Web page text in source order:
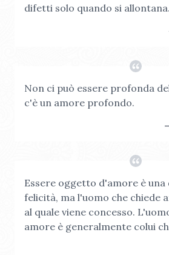
difetti solo quando si allontana.
Non ci può essere profonda
c'è un amore profondo.
Essere oggetto d'amore è
felicità, ma l'uomo che chiede
al quale viene concesso.
amore è generalmente colui